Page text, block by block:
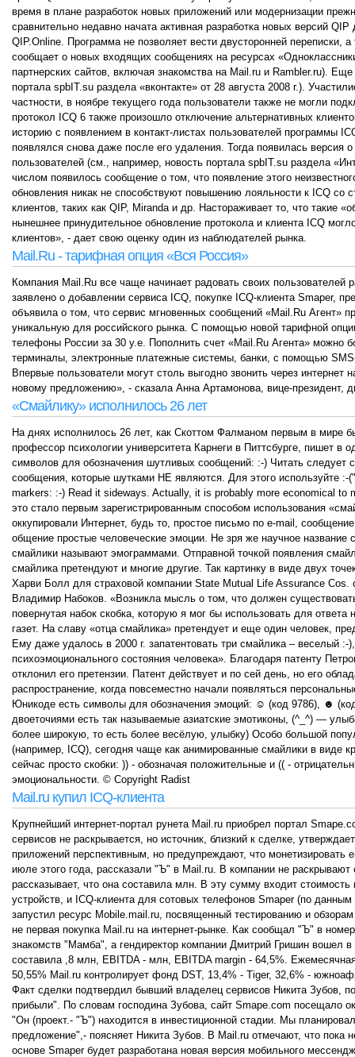
время в плане разработок новых приложений или модернизации
сравнительно недавно начата активная разработка новых версий
QIP.Online. Программа не позволяет вести двусторонней
сообщает о новых входящих сообщениях на ресурсах
партнерских сайтов, включая знакомства на Mail.ru и Rambler.ru).
портала spbIT.su раздела «вконтакте» от 28 августа 2008 г.).
частности, в ноябре текущего года пользователи также не могли
протокол ICQ 6 также произошло отключение альтернативных
историю с появлением в контакт-листах пользователей программы
появлялся снова даже после его удаления. Тогда появилась
пользователей (см., например, новость портала spbIT.su раздела
числом появилось сообщение о том, что появление этого
обновления никак не способствуют повышению лояльности к ICQ со
клиентов, таких как QIP, Miranda и др. Настораживает то, что такие
нынешнее принудительное обновление протокола и клиента ICQ
клиентов», - дает свою оценку один из наблюдателей рынка.
Mail.Ru - тарифная опция «Вся Россия»
Компания Mail.Ru все чаще начинает радовать своих
заявлено о добавлении сервиса ICQ, покупке ICQ-клиента Smaper,
объявила о том, что сервис мгновенных сообщений «Mail.Ru
уникальную для российского рынка. C помощью новой тарифной
телефоны России за 30 у.е. Пополнить счет «Mail.Ru Агента» можно
терминалы, электронные платежные системы, банки, с помощью
Впервые пользователи могут столь выгодно звонить через
новому предложению», - сказала Анна Артамонова, вице-президент,
«Смайлику» исполнилось 26 лет
На днях исполнилось 26 лет, как Скоттом Фалманом первым в мире
профессор психологии университета Карнеги в Питтсбурге, пишет
символов для обозначения шутливых сообщений: :-) Читать
сообщения, которые шутками НЕ являются. Для этого используйте
markers: :-) Read it sideways. Actually, it is probably more economical
это стало первым зарегистрированным способом использования
оккупировали Интернет, будь то, простое письмо по e-mail,
общение простые человеческие эмоции. Не зря же научное
смайлики называют эмограммами. Отправной точкой появления
смайлика претендуют и многие другие. Так картинку в виде двух
Харви Болл для страховой компании State Mutual Life Assurance
Владимир Набоков. «Возникла мысль о том, что должен
повернутая набок скобка, которую я мог бы использовать для
газет. На славу «отца смайлика» претендует и еще один человек,
Ему даже удалось в 2000 г. запатентовать три смайлика – веселый
психоэмоционального состояния человека». Благодаря патенту
отклонил его претензии. Патент действует и по сей день, но его
распространение, когда повсеместно начали появляться
Юникоде есть символы для обозначения эмоций: ☺ (код 9786), ☻
двоеточиями есть так называемые азиатские эмотиконы, (^_^) —
более широкую, то есть более весёлую, улыбку) Особо большой
(например, ICQ), сегодня чаще как анимированные смайлики в виде
сейчас просто скобки: )) - обозначая положительные и (( -
эмоциональности. © Copyright Radist
Mail.ru купил ICQ-клиента
Крупнейший интернет-портал рунета Mail.ru приобрел портал
сервисов не раскрывается, но источник, близкий к сделке,
приложений перспективным, но предупреждают, что монетизировать
июле этого года, рассказали "Ъ" в Mail.ru. В компании не
рассказывает, что она составила млн. В эту сумму входит
устройств, и ICQ-клиента для сотовых телефонов Smaper (по
запустил ресурс Mobile.mail.ru, посвященный тестированию и
не первая покупка Mail.ru на интернет-рынке. Как сообщал "Ъ" в
знакомств "Мамба", а гендиректор компании Дмитрий Гришин вошел
составила ,8 млн, EBITDA - млн, EBITDA margin - 64,5%.
50,55% Mail.ru контролирует фонд DST, 13,4% - Tiger, 32,6% -
Факт сделки подтвердил бывший владелец сервисов Никита Зубов,
прибыли". По словам господина Зубова, сайт Smape.com посещало
"Он (проект.- "Ъ") находится в инвестиционной стадии. Мы
предложение",- поясняет Никита Зубов. В Mail.ru отмечают, что пока
основе Smaper будет разработана новая версия мобильного